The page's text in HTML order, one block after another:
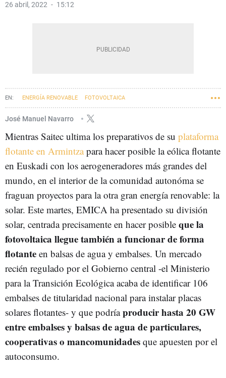
26 abril, 2022 15:12
ENERGÍA RENOVABLE FOTOVOLTAICA
José Manuel Navarro
Mientras Saitec ultima los preparativos de su plataforma
flotante en Armintzapara hacer posible la eólica flotante
en Euskadi con los aerogeneradores más grandes del
mundo, en el interior de la comunidad autonóma se
fraguan proyectos para la otra gran energía renovable: la
solar. Este martes, EMICA ha presentado su división
solar, centrada precisamente en hacer posible que la
fotovoltaica llegue también a funcionar de forma
flotante en balsas de agua y embalses. Un mercado
recién regulado por el Gobierno central -el Ministerio
para la Transición Ecológica acaba de identificar 106
embalses de titularidad nacional para instalar placas
solares flotantes- y que podríaproducir hasta 20 GW
entre embalses y balsas de agua de particulares,
cooperativas o mancomunidades que apuesten por el
autoconsumo.